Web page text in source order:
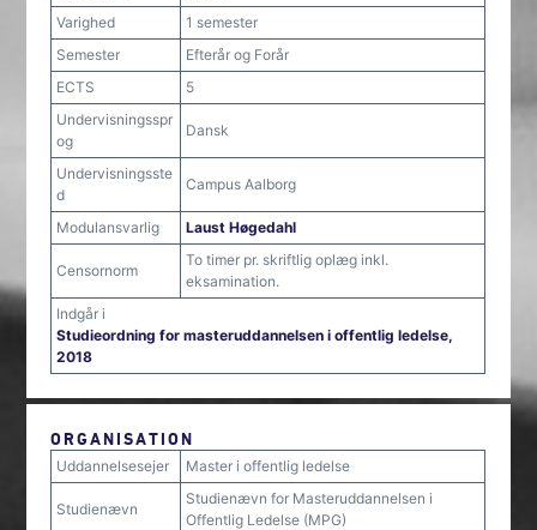
Varighed
1 semester
Semester
Efterår og Forår
ECTS
5
Undervisningsspr
og
Dansk
Undervisningsste
d
Campus Aalborg
Modulansvarlig Laust Høgedahl
Censornorm
To timer pr. skriftlig oplæg inkl.
eksamination.
Indgår i
Studieordning for masteruddannelsen i offentlig ledelse,
2018
ORGANISATION
Uddannelsesejer Master i offentlig ledelse
Studienævn
Studienævn for Masteruddannelsen i
Offentlig Ledelse (MPG)